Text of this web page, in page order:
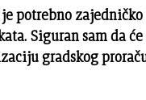
potrebno
Siguran sam da
gradskog